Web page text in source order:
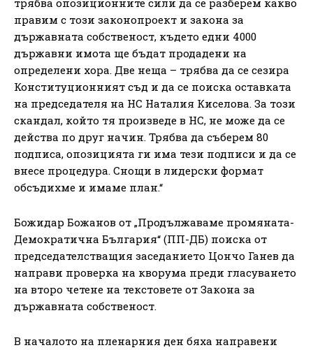
правим с този законопроект и закона за
държавната собственост, където едни 4000
държавни имота ще бъдат продадени на
определени хора. Две неща – трябва да се сезира
Конституционният съд и да се поиска оставката
на председателя на НС Наталия Киселова. За този
скандал, който тя произведе в НС, не може да се
действа по друг начин. Трябва да съберем 80
подписа, опозицията ги има тези подписи и да се
внесе процедура. Снощи в лидерски формат
обсъдихме и имаме план.“
Божидар Божанов от „Продължаваме промяната-
Демократична България“ (ПП-ДБ) поиска от
председателстващия заседанието Цончо Ганев да
направи проверка на кворума преди гласуването
на второ четене на текстовете от Закона за
държавната собственост.
В началото на пленарния ден бяха направени